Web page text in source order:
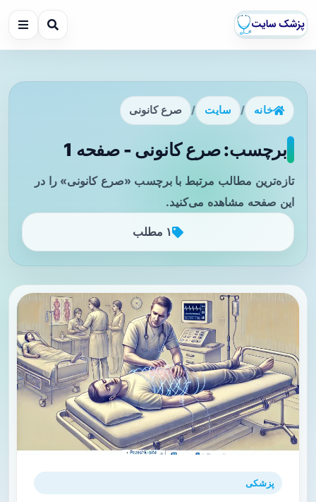
خانه / سایت / صرع کانونی
برچسب: صرع کانونی - صفحه 1
تازه‌ترین مطالب مرتبط با برچسب «صرع کانونی» را در
این صفحه مشاهده می‌کنید.
۱ مطلب
پزشکی